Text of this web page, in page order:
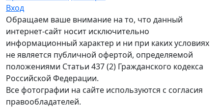
Вход
Обращаем ваше внимание на то, что данный
интернет-сайт носит исключительно
информационный характер и ни при каких условиях
не является публичной офертой, определяемой
положениями Статьи 437 (2) Гражданского кодекса
Российской Федерации.
Все фотографии на сайте используются с согласия
правообладателей.